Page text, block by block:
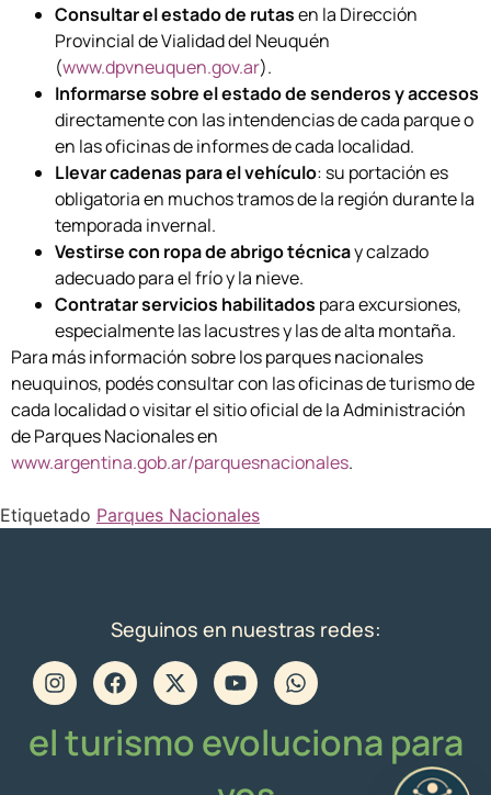
Consultar el estado de rutasen la Dirección
Provincial de Vialidad del Neuquén
(www.dpvneuquen.gov.ar).
Informarse sobre el estado de senderos y accesos
directamente con las intendencias de cada parque o
en las oficinas de informes de cada localidad.
Llevar cadenas para el vehículo: su portación es
obligatoria en muchos tramos de la región durante la
temporada invernal.
Vestirse con ropa de abrigo técnicay calzado
adecuado para el frío y la nieve.
Contratar servicios habilitados para excursiones,
especialmente las lacustres y las de alta montaña.
Para más información sobre los parques nacionales
neuquinos, podés consultar con las oficinas de turismo de
cada localidad o visitar el sitio oficial de la Administración
de Parques Nacionales en
www.argentina.gob.ar/parquesnacionales.
Etiquetado Parques Nacionales
Seguinos en nuestras redes:
el turismo evoluciona para